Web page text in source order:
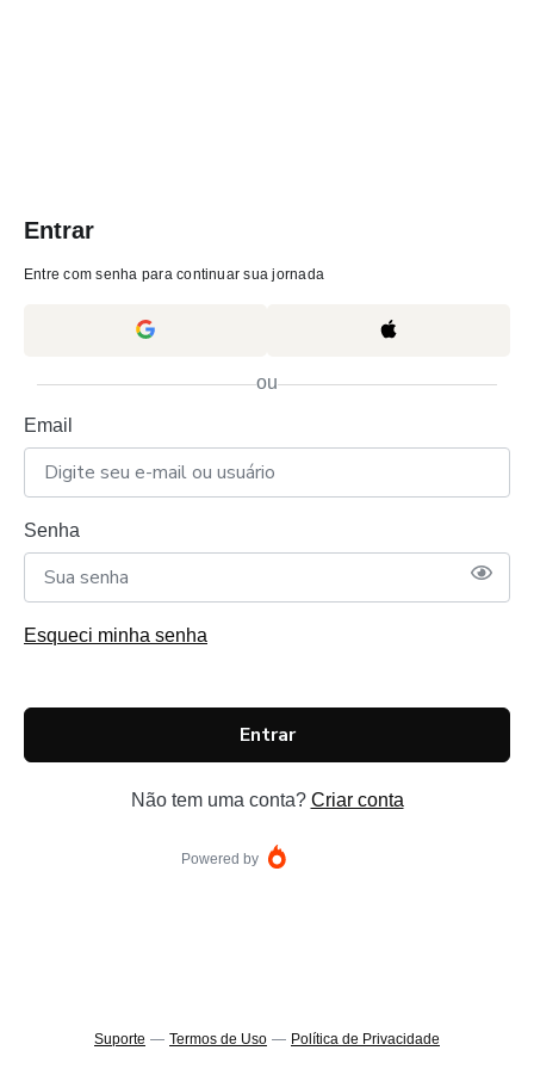
Entrar
Entre com senha para continuar sua jornada
ou
Email
Senha
Esqueci minha senha
Entrar
Não tem uma conta? Criar conta
Powered by
Suporte — Termos de Uso — Política de Privacidade